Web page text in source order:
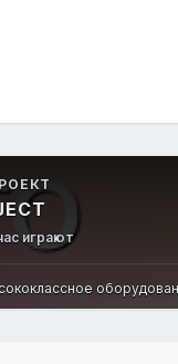
играют